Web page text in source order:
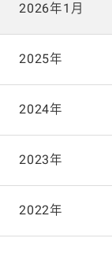
2026年1月
2025年
2025年12月
2025年11月
2025年10月
2024年
2024年12月
2024年11月
2023年
2023年12月
2022年